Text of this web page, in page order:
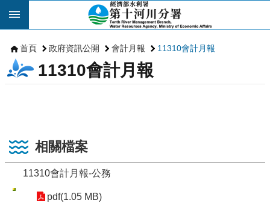
跳到主要內容區塊
首頁 政府資訊公開 會計月報 11310會計月報
11310會計月報
相關檔案
11310會計月報-公務
pdf(1.05 MB)